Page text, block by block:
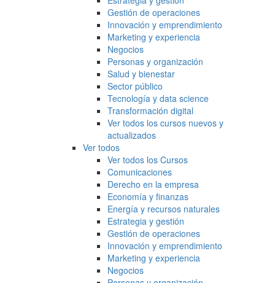
Gestión de operaciones
Innovación y emprendimiento
Marketing y experiencia
Negocios
Personas y organización
Salud y bienestar
Sector público
Tecnología y data science
Transformación digital
Ver todos los cursos nuevos y
actualizados
Ver todos
Ver todos los Cursos
Comunicaciones
Derecho en la empresa
Economía y finanzas
Energía y recursos naturales
Estrategia y gestión
Gestión de operaciones
Innovación y emprendimiento
Marketing y experiencia
Negocios